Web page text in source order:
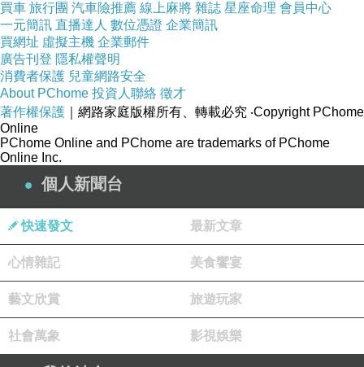
相簿裡面是我還沒有整理的大陸的照片
讓我在這個時候暫時可以鬆一口氣
很久沒有在網路上面po了這麼有溫度的事情了
但是最近心情真的很緊
很多最喜歡的事情最近也會變得感到害怕
買車 旅行團 汽車險推薦 線上麻將 雜誌 星座命理 會員中心
一元簡訊 直播達人 數位憑證 企業簡訊
買網址 虛擬主機 企業郵件
廣告刊登 隱私權聲明
消費者保護 兒童網路安全
About PChome 投資人聯絡 徵才
著作權保護 ｜網路家庭版權所有、轉載必究 ‧Copyright PChome
Online
PChome Online and PChome are trademarks of PChome
Online Inc.
個人新聞台
快速發文 最新文章
心情雜記 美食饗宴
藝文欣賞 旅遊玩家
社會萬象 影視娛樂